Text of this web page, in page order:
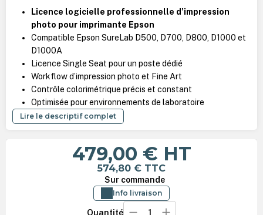
Licence logicielle professionnelle d’impression
photo pour imprimante Epson
Compatible Epson SureLab D500, D700, D800, D1000 et
D1000A
Licence Single Seat pour un poste dédié
Workflow d’impression photo et Fine Art
Contrôle colorimétrique précis et constant
Optimisée pour environnements de laboratoire
Lire le descriptif complet
479,00 € HT
574,80 € TTC
Sur commande
Info livraison
Quantité